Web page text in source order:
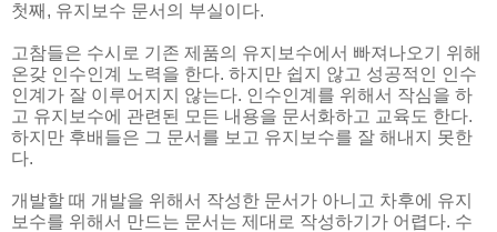
첫째, 유지보수 문서의 부실이다.
고참들은 수시로 기존 제품의 유지보수에서 빠져나오기 위해
온갖 인수인계 노력을 한다. 하지만 쉽지 않고 성공적인 인수
인계가 잘 이루어지지 않는다. 인수인계를 위해서 작심을 하
고 유지보수에 관련된 모든 내용을 문서화하고 교육도 한다.
하지만 후배들은 그 문서를 보고 유지보수를 잘 해내지 못한
다.
개발할 때 개발을 위해서 작성한 문서가 아니고 차후에 유지
보수를 위해서 만드는 문서는 제대로 작성하기가 어렵다. 수